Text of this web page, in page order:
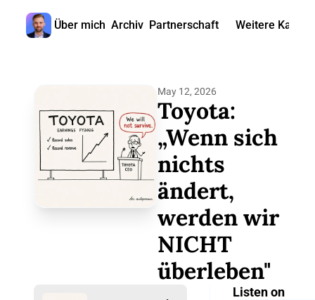
Über mich Archiv Partnerschaft Weitere Kanäle
May 12, 2026
Toyota:
„Wenn sich
nichts
ändert,
werden wir
NICHT
überleben"
Listen on